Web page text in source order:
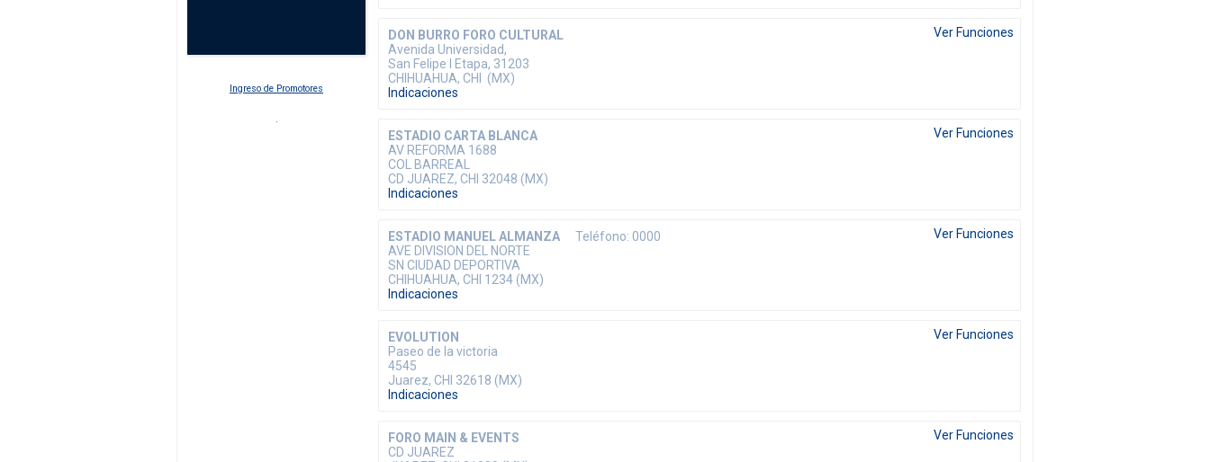
Ingreso de Promotores
DON BURRO FORO CULTURAL
Avenida Universidad,
San Felipe I Etapa, 31203
CHIHUAHUA, CHI (MX)
Indicaciones
Ver Funciones
ESTADIO CARTA BLANCA
AV REFORMA 1688
COL BARREAL
CD JUAREZ, CHI 32048 (MX)
Indicaciones
Ver Funciones
ESTADIO MANUEL ALMANZA
AVE DIVISION DEL NORTE
SN CIUDAD DEPORTIVA
CHIHUAHUA, CHI 1234 (MX)
Indicaciones
Teléfono: 0000 Ver Funciones
EVOLUTION
Paseo de la victoria
4545
Juarez, CHI 32618 (MX)
Indicaciones
Ver Funciones
FORO MAIN & EVENTS
CD JUAREZ
Ver Funciones